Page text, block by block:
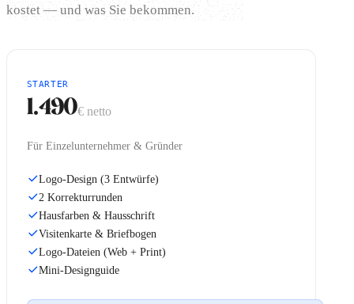
kostet — und was Sie bekommen.
STARTER
1.490€netto
Für Einzelunternehmer & Gründer
Logo-Design (3 Entwürfe)
2 Korrekturrunden
Hausfarben & Hausschrift
Visitenkarte & Briefbogen
Logo-Dateien (Web + Print)
Mini-Designguide